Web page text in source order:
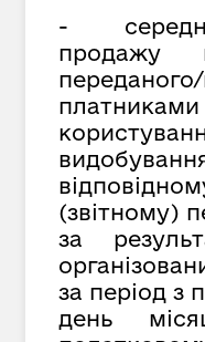
-
продажу
(звітному)
за
за період з
день